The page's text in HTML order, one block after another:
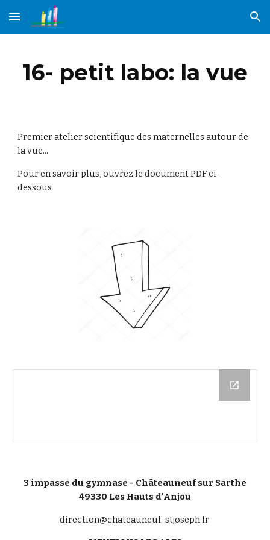
Skip to main content Skip to navigation
16- petit labo: la vue
Premier atelier scientifique des maternelles autour de
la vue...
Pour en savoir plus, ouvrez le document PDF ci-
dessous
3 impasse du gymnase - Châteauneuf sur Sarthe
49330 Les Hauts d'Anjou
direction@chateauneuf-stjoseph.fr